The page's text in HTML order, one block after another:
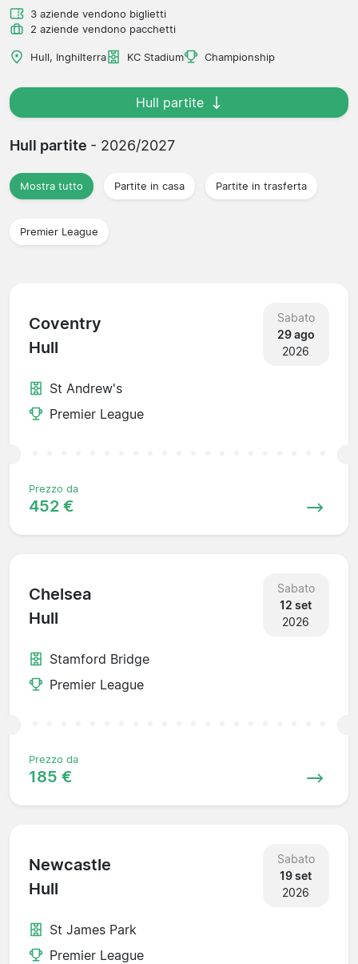
3 aziende vendono biglietti
2 aziende vendono pacchetti
Hull, Inghilterra KC Stadium Championship
Hull partite
Hull partite - 2026/2027
Mostra tutto Partite in casa Partite in trasferta
Premier League
Coventry
Hull
Sabato
29 ago
2026
St Andrew's
Premier League
Prezzo da
452 €
Chelsea
Hull
Sabato
12 set
2026
Stamford Bridge
Premier League
Prezzo da
185 €
Newcastle
Hull
Sabato
19 set
2026
St James Park
Premier League